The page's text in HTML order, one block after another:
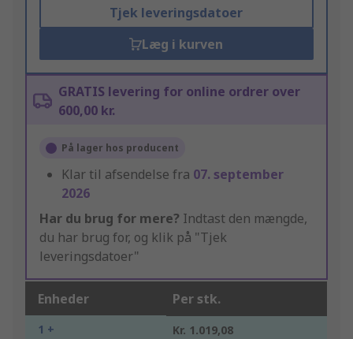
Tjek leveringsdatoer
Læg i kurven
GRATIS levering for online ordrer over
600,00 kr.
På lager hos producent
Klar til afsendelse fra 07. september
2026
Har du brug for mere? Indtast den mængde,
du har brug for, og klik på "Tjek
leveringsdatoer"
Enheder Per stk.
1 + Kr. 1.019,08